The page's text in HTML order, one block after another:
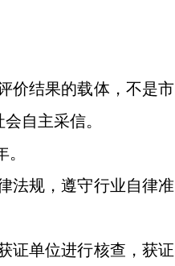
价结果的载体，不是市
自主采信。
法规，遵守行业自律准
证单位进行核查，获证